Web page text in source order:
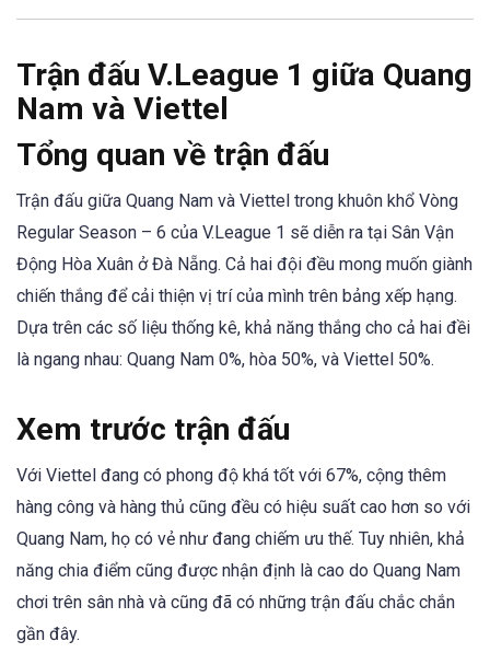
Trận đấu V.League 1 giữa Quang
Nam và Viettel
Tổng quan về trận đấu
Trận đấu giữa Quang Nam và Viettel trong khuôn khổ Vòng
Regular Season – 6 của V.League 1 sẽ diễn ra tại Sân Vận
Động Hòa Xuân ở Đà Nẵng. Cả hai đội đều mong muốn giành
chiến thắng để cải thiện vị trí của mình trên bảng xếp hạng.
Dựa trên các số liệu thống kê, khả năng thắng cho cả hai đềi
là ngang nhau: Quang Nam 0%, hòa 50%, và Viettel 50%.
Xem trước trận đấu
Với Viettel đang có phong độ khá tốt với 67%, cộng thêm
hàng công và hàng thủ cũng đều có hiệu suất cao hơn so với
Quang Nam, họ có vẻ như đang chiếm ưu thế. Tuy nhiên, khả
năng chia điểm cũng được nhận định là cao do Quang Nam
chơi trên sân nhà và cũng đã có những trận đấu chắc chắn
gần đây.